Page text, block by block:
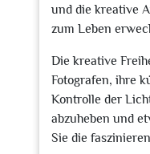
und die kreative
zum Leben
Die kreative
Fotografen, ihre
Kontrolle der
abzuheben und
Sie die